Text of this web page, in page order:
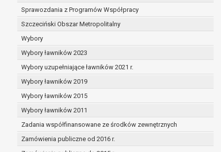
Sprawozdania z Programów Współpracy
Szczeciński Obszar Metropolitalny
Wybory
Wybory ławników 2023
Wybory uzupełniające ławników 2021 r.
Wybory ławników 2019
Wybory ławników 2015
Wybory ławników 2011
Zadania współfinansowane ze środków zewnętrznych
Zamówienia publiczne od 2016 r.
osobowych, która jest podstawą
przetwarzania danych i nie ma innej
podstawy prawnej przetwarzania
dane osobowe przetwarzane są
niezgodnie z prawem,
dane osobowe muszą być usunięte w
celu wywiązania się z obowiązku
wynikającego z przepisów prawa;
prawo do żądania ograniczenia
przetwarzania danych osobowych na
podstawie art. 18 RODO, w przypadku gdy:
osoba, której dane dotyczą